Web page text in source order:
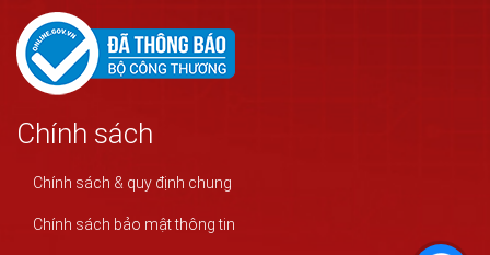
Chính sách
Chính sách & quy định chung
Chính sách bảo mật thông tin